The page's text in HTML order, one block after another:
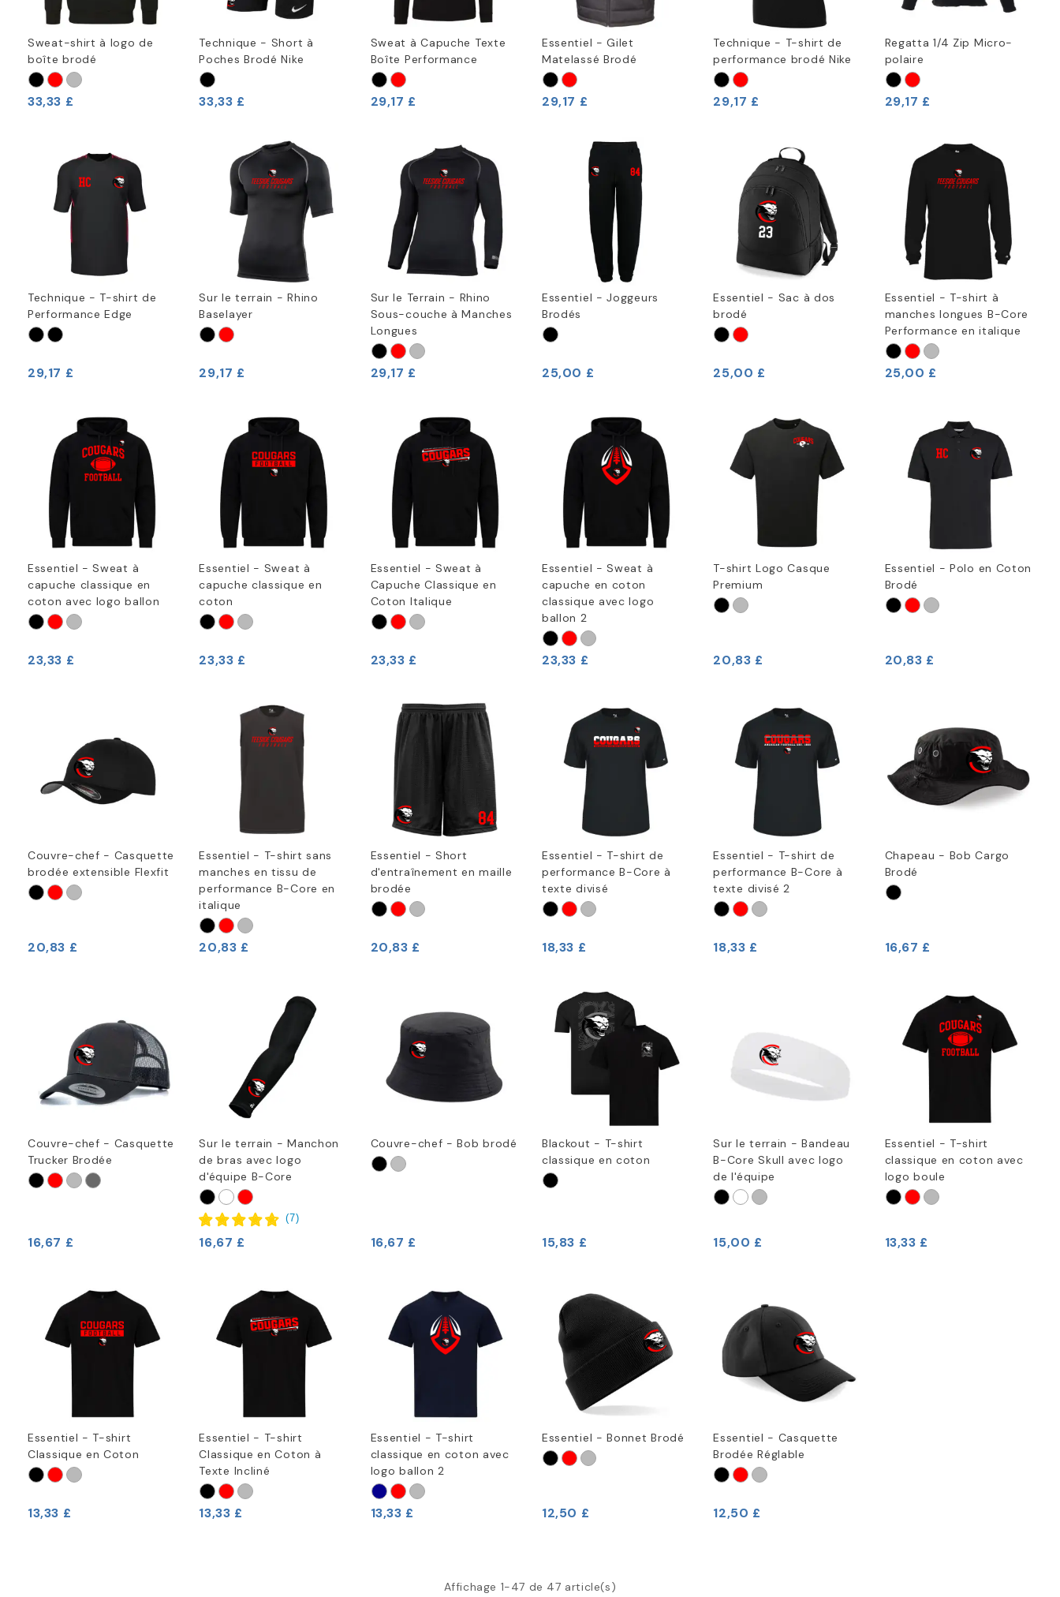
Sweat-shirt à logo de
boîte brodé
33,33 £
Technique - Short à
Poches Brodé Nike
33,33 £
Sweat à Capuche Texte
Boîte Performance
29,17 £
Essentiel - Gilet
Matelassé Brodé
29,17 £
Technique - T-shirt de
performance brodé Nike
29,17 £
Regatta 1/4 Zip Micro-
polaire
29,17 £
Technique - T-shirt de
Performance Edge
29,17 £
Sur le terrain - Rhino
Baselayer
29,17 £
Sur le Terrain - Rhino
Sous-couche à Manches
Longues
29,17 £
Essentiel - Joggeurs
Brodés
25,00 £
Essentiel - Sac à dos
brodé
25,00 £
Essentiel - T-shirt à
manches longues B-Core
Performance en italique
25,00 £
Essentiel - Sweat à
capuche classique en
coton avec logo ballon
23,33 £
Essentiel - Sweat à
capuche classique en
coton
23,33 £
Essentiel - Sweat à
Capuche Classique en
Coton Italique
23,33 £
Essentiel - Sweat à
capuche en coton
classique avec logo
ballon 2
23,33 £
T-shirt Logo Casque
Premium
20,83 £
Essentiel - Polo en Coton
Brodé
20,83 £
Couvre-chef - Casquette
brodée extensible Flexfit
20,83 £
Essentiel - T-shirt sans
manches en tissu de
performance B-Core en
italique
20,83 £
Essentiel - Short
d'entraînement en maille
brodée
20,83 £
Essentiel - T-shirt de
performance B-Core à
texte divisé
18,33 £
Essentiel - T-shirt de
performance B-Core à
texte divisé 2
18,33 £
Chapeau - Bob Cargo
Brodé
16,67 £
Couvre-chef - Casquette
Trucker Brodée
16,67 £
Sur le terrain - Manchon
de bras avec logo
d'équipe B-Core
(7)
16,67 £
Couvre-chef - Bob brodé
16,67 £
Blackout - T-shirt
classique en coton
15,83 £
Sur le terrain - Bandeau
B-Core Skull avec logo
de l'équipe
15,00 £
Essentiel - T-shirt
classique en coton avec
logo boule
13,33 £
Essentiel - T-shirt
Classique en Coton
13,33 £
Essentiel - T-shirt
Classique en Coton à
Texte Incliné
13,33 £
Essentiel - T-shirt
classique en coton avec
logo ballon 2
13,33 £
Essentiel - Bonnet Brodé
12,50 £
Essentiel - Casquette
Brodée Réglable
12,50 £
Affichage 1-47 de 47 article(s)